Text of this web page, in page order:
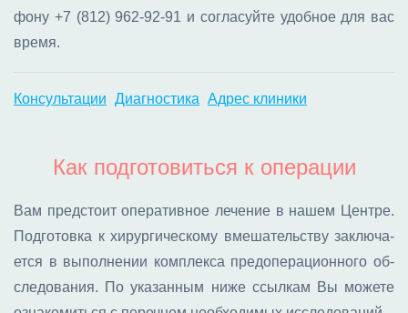
фо­ну +7 (812) 962-92-91 и со­гла­суй­те удоб­ное для вас
вре­мя.
Консультации Диагностика Адрес клиники
Как подготовиться к операции
Вам пред­сто­ит опе­ра­тив­ное ле­че­ние в на­шем Цен­тре.
Под­го­тов­ка к хи­рур­ги­че­ско­му вме­ша­тель­ству за­клю­ча­
ет­ся в вы­пол­не­нии ком­плек­са пред­опе­ра­ци­он­но­го об­
сле­до­ва­ния. По ука­зан­ным ни­же ссыл­кам Вы мо­же­те